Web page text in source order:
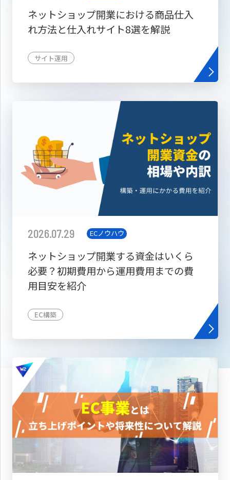
ネットショップ開業における商品仕入
れ方法と仕入れサイト8選を解説
サイト運用
2026.07.29 ECノウハウ
ネットショップ開業する資金はいくら
必要？初期費用から運用費用までの費
用目安を紹介
EC構築